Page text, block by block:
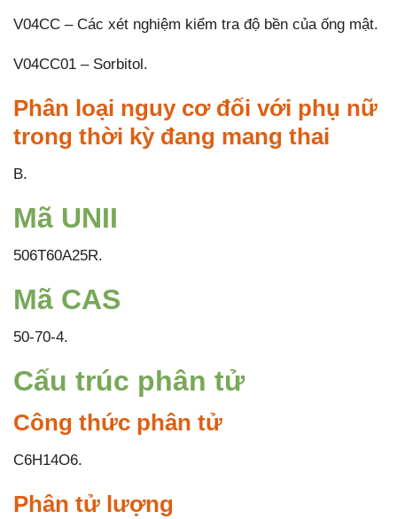
V04CC – Các xét nghiệm kiểm tra độ bền của ống mật.
V04CC01 – Sorbitol.
Phân loại nguy cơ đối với phụ nữ
trong thời kỳ đang mang thai
B.
Mã UNII
506T60A25R.
Mã CAS
50-70-4.
Cấu trúc phân tử
Công thức phân tử
C6H14O6.
Phân tử lượng